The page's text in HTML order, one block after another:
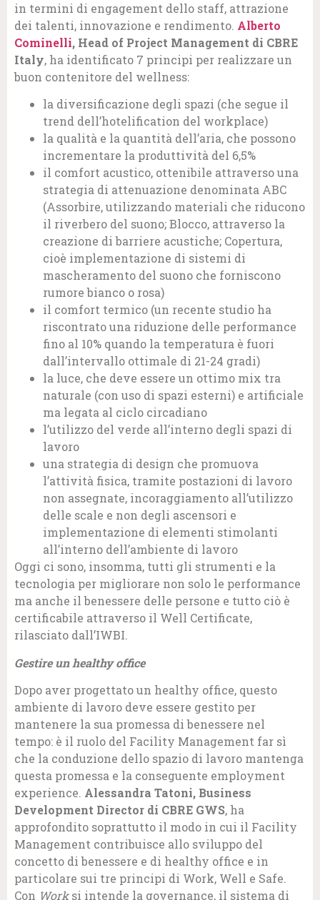
in termini di engagement dello staff, attrazione
dei talenti, innovazione e rendimento. Alberto
Cominelli, Head of Project Management di CBRE
Italy, ha identificato 7 principi per realizzare un
buon contenitore del wellness:
la diversificazione degli spazi (che segue il
trend dell’hotelification del workplace)
la qualità e la quantità dell’aria, che possono
incrementare la produttività del 6,5%
il comfort acustico, ottenibile attraverso una
strategia di attenuazione denominata ABC
(Assorbire, utilizzando materiali che riducono
il riverbero del suono; Blocco, attraverso la
creazione di barriere acustiche; Copertura,
cioè implementazione di sistemi di
mascheramento del suono che forniscono
rumore bianco o rosa)
il comfort termico (un recente studio ha
riscontrato una riduzione delle performance
fino al 10% quando la temperatura è fuori
dall’intervallo ottimale di 21-24 gradi)
la luce, che deve essere un ottimo mix tra
naturale (con uso di spazi esterni) e artificiale
ma legata al ciclo circadiano
l’utilizzo del verde all’interno degli spazi di
lavoro
una strategia di design che promuova
l’attività fisica, tramite postazioni di lavoro
non assegnate, incoraggiamento all’utilizzo
delle scale e non degli ascensori e
implementazione di elementi stimolanti
all’interno dell’ambiente di lavoro
Oggi ci sono, insomma, tutti gli strumenti e la
tecnologia per migliorare non solo le performance
ma anche il benessere delle persone e tutto ciò è
certificabile attraverso il Well Certificate,
rilasciato dall’IWBI.
Gestire un healthy office
Dopo aver progettato un healthy office, questo
ambiente di lavoro deve essere gestito per
mantenere la sua promessa di benessere nel
tempo: è il ruolo del Facility Management far sì
che la conduzione dello spazio di lavoro mantenga
questa promessa e la conseguente employment
experience. Alessandra Tatoni, Business
Development Director di CBRE GWS, ha
approfondito soprattutto il modo in cui il Facility
Management contribuisce allo sviluppo del
concetto di benessere e di healthy office e in
particolare sui tre principi di Work, Well e Safe.
Con Worksi intende la governance, il sistema di